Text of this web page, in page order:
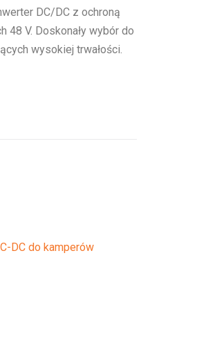
DC/DC z ochroną
V. Doskonały wybór do
wysokiej trwałości.
DC do kamperów